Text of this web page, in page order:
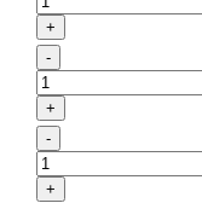
+
-
+
-
+